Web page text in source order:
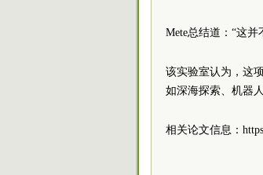
Mete总结道：“这
该实验室认为，这
如深海探索、机器
相关论文信息：